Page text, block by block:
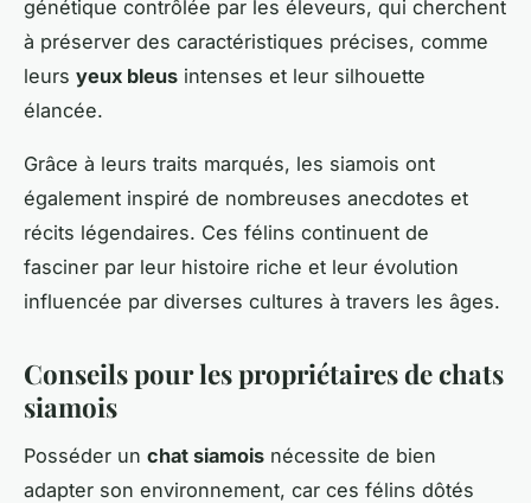
génétique contrôlée par les éleveurs, qui cherchent
à préserver des caractéristiques précises, comme
leurs yeux bleus intenses et leur silhouette
élancée.
Grâce à leurs traits marqués, les siamois ont
également inspiré de nombreuses anecdotes et
récits légendaires. Ces félins continuent de
fasciner par leur histoire riche et leur évolution
influencée par diverses cultures à travers les âges.
Conseils pour les propriétaires de chats
siamois
Posséder un chat siamois nécessite de bien
adapter son environnement, car ces félins dôtés